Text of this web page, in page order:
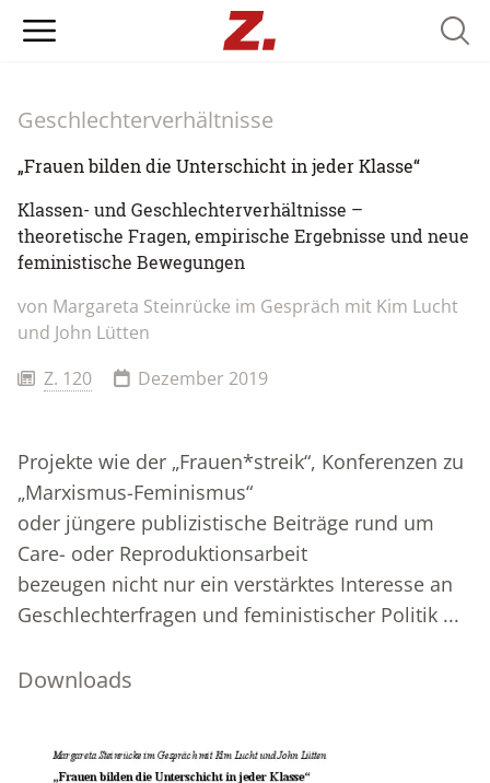
Geschlechterverhältnisse
„Frauen bilden die Unterschicht in jeder Klasse“
Klassen- und Geschlechterverhältnisse –
theoretische Fragen, empirische Ergebnisse und neue
feministische Bewegungen
von Margareta Steinrücke im Gespräch mit Kim Lucht
und John Lütten
Z. 120
Dezember 2019
Projekte wie der „Frauen*streik“, Konferenzen zu
„Marxismus-Feminismus“
oder jüngere publizistische Beiträge rund um
Care- oder Reproduktionsarbeit
bezeugen nicht nur ein verstärktes Interesse an
Geschlechterfragen und feministischer Politik ...
Downloads